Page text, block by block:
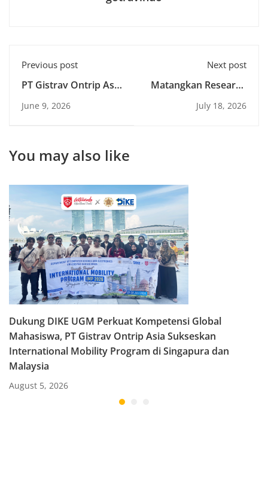
Previous post
PT Gistrav Ontrip Asia
Jajaki Potensi Kerja
Sama dengan IUP
Universitas Atma Jaya
June 9, 2026
Next post
Matangkan Research
and Community
Service Collaboration
Gistrav Ontrip Asia
July 18, 2026
You may also like
Dukung DIKE UGM Perkuat Kompetensi Global
Mahasiswa, PT Gistrav Ontrip Asia Sukseskan
International Mobility Program di Singapura dan
Malaysia
August 5, 2026